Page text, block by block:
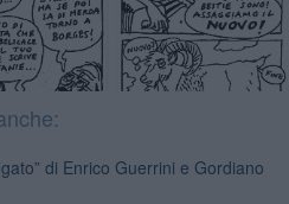
di Enrico Guerrini e Gordiano